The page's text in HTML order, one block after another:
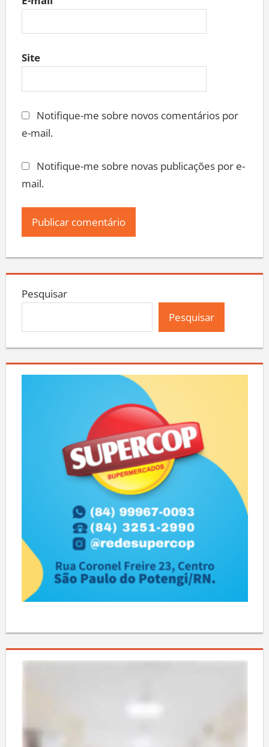
Site
Notifique-me sobre novos comentários por
e-mail.
Notifique-me sobre novas publicações por e-
mail.
Pesquisar
Pesquisar